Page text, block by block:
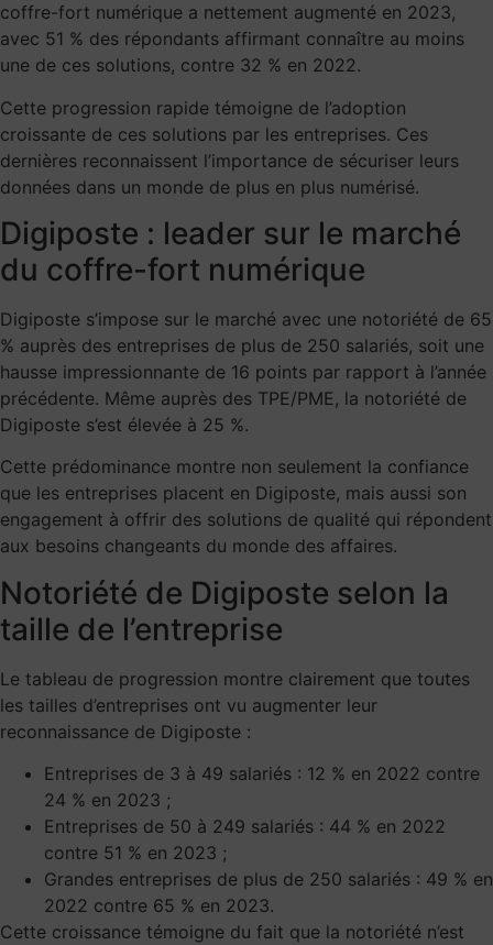
coffre-fort numérique a nettement augmenté en 2023,
avec 51 % des répondants affirmant connaître au moins
une de ces solutions, contre 32 % en 2022.
Cette progression rapide témoigne de l’adoption
croissante de ces solutions par les entreprises. Ces
dernières reconnaissent l’importance de sécuriser leurs
données dans un monde de plus en plus numérisé.
Digiposte : leader sur le marché
du coffre-fort numérique
Digiposte s’impose sur le marché avec une notoriété de 65
% auprès des entreprises de plus de 250 salariés, soit une
hausse impressionnante de 16 points par rapport à l’année
précédente. Même auprès des TPE/PME, la notoriété de
Digiposte s’est élevée à 25 %.
Cette prédominance montre non seulement la confiance
que les entreprises placent en Digiposte, mais aussi son
engagement à offrir des solutions de qualité qui répondent
aux besoins changeants du monde des affaires.
Notoriété de Digiposte selon la
taille de l’entreprise
Le tableau de progression montre clairement que toutes
les tailles d’entreprises ont vu augmenter leur
reconnaissance de Digiposte :
Entreprises de 3 à 49 salariés : 12 % en 2022 contre
24 % en 2023 ;
Entreprises de 50 à 249 salariés : 44 % en 2022
contre 51 % en 2023 ;
Grandes entreprises de plus de 250 salariés : 49 % en
2022 contre 65 % en 2023.
Cette croissance témoigne du fait que la notoriété n’est